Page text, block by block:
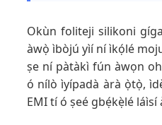
Okùn foliteji silikoni
àwọ̀ ìbòjú yìí ní ìkọ́lé
ṣe ní pàtàkì fún àwọn
ó nílò ìyípadà àrà ọ̀tọ̀,
EMI tí ó ṣeé gbẹ́kẹ̀lé